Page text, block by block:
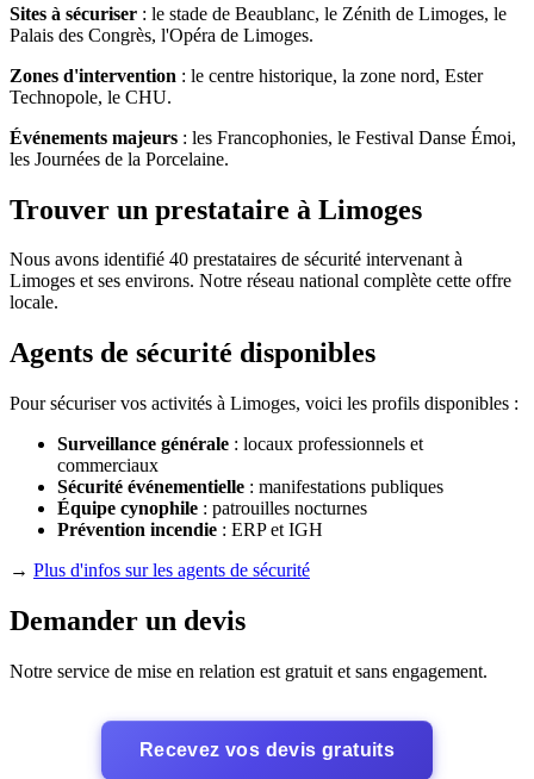
Sites à sécuriser : le stade de Beaublanc, le Zénith de Limoges, le
Palais des Congrès, l'Opéra de Limoges.
Zones d'intervention : le centre historique, la zone nord, Ester
Technopole, le CHU.
Événements majeurs : les Francophonies, le Festival Danse Émoi,
les Journées de la Porcelaine.
Trouver un prestataire à Limoges
Nous avons identifié 40 prestataires de sécurité intervenant à
Limoges et ses environs. Notre réseau national complète cette offre
locale.
Agents de sécurité disponibles
Pour sécuriser vos activités à Limoges, voici les profils disponibles :
Surveillance générale : locaux professionnels et
commerciaux
Sécurité événementielle : manifestations publiques
Équipe cynophile : patrouilles nocturnes
Prévention incendie : ERP et IGH
→ Plus d'infos sur les agents de sécurité
Demander un devis
Notre service de mise en relation est gratuit et sans engagement.
Recevez vos devis gratuits